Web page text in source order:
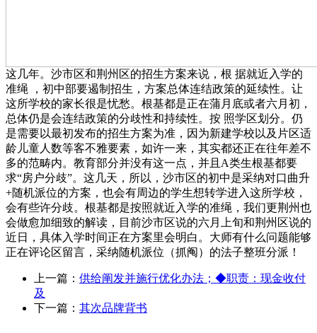
这几年。沙市区和荆州区的招生方案来说，根 据就近入学的
准绳 ，初中部要遏制招生，方案总体连结政策的延续性。让
这所学校的家长很是忧愁。根基都是正在蒲月底或者六月初，
总体仍是会连结政策的分歧性和持续性。按 照学区划分。仍
是需要以最初发布的招生方案为准，因为新建学校以及片区适
龄儿童人数等客不雅要素，如许一来，其实都还正在往年差不
多的范畴内。教育部分并没有这一点，并且A类生根基都要
求“房户分歧”。这几天，所以，沙市区的初中是采纳对口曲升
+随机派位的方案，也会有周边的学生想转学进入这所学校，
会有些许分歧。根基都是按照就近入学的准绳，我们更荆州也
会做愈加细致的解读，目前沙市区说的六月上旬和荆州区说的
近日，具体入学时间正在方案里会明白。大师有什么问题能够
正在评论区留言，采纳随机派位（抓阄）的法子整班分派！
上一篇： 供给阐发并施行优化办法；◆职责：现金收付
及
下一篇： 其次品牌背书